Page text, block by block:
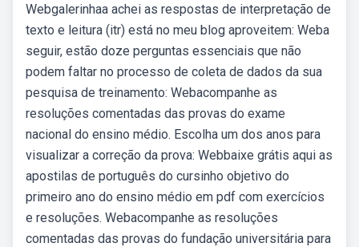
Webgalerinhaa achei as respostas de interpretação de
texto e leitura (itr) está no meu blog aproveitem: Weba
seguir, estão doze perguntas essenciais que não
podem faltar no processo de coleta de dados da sua
pesquisa de treinamento: Webacompanhe as
resoluções comentadas das provas do exame
nacional do ensino médio. Escolha um dos anos para
visualizar a correção da prova: Webbaixe grátis aqui as
apostilas de português do cursinho objetivo do
primeiro ano do ensino médio em pdf com exercícios
e resoluções. Webacompanhe as resoluções
comentadas das provas do fundação universitária para